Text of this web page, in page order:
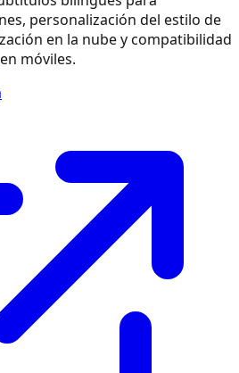
personalización del estilo de
en la nube y compatibilidad
móviles.